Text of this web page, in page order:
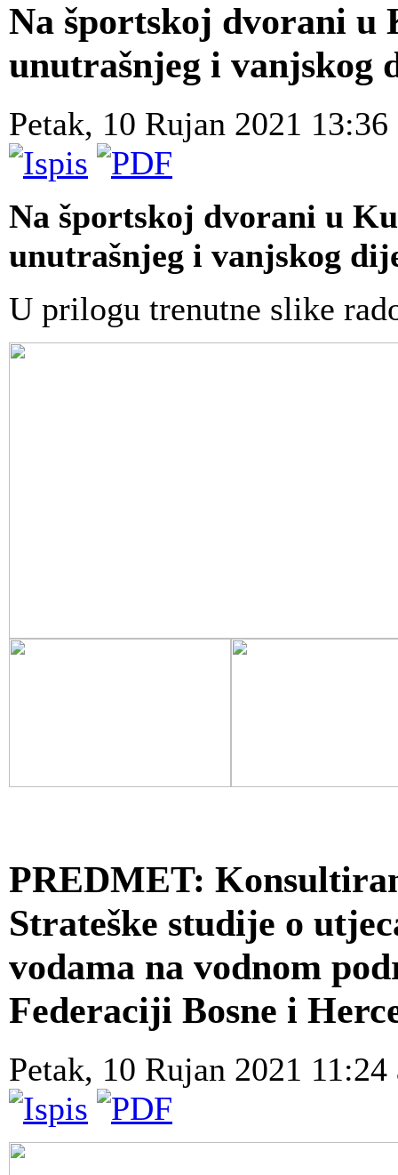
Na športskoj dvorani u
unutrašnjeg i vanjskog
Petak, 10 Rujan 2021 13:36
Na športskoj dvorani u
unutrašnjeg i vanjskog
U prilogu trenutne slike
PREDMET:
Strateške studije o
vodama na vodnom
Federaciji Bosne i
Petak, 10 Rujan 2021 11:24